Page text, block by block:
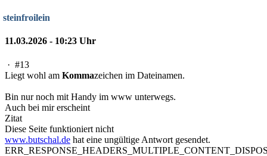
steinfroilein
11.03.2026 - 10:23 Uhr
· #13
Liegt wohl am Kommazeichen im Dateinamen.
Bin nur noch mit Handy im www unterwegs.
Auch bei mir erscheint
Zitat
Diese Seite funktioniert nicht
www.butschal.de hat eine ungültige Antwort gesendet.